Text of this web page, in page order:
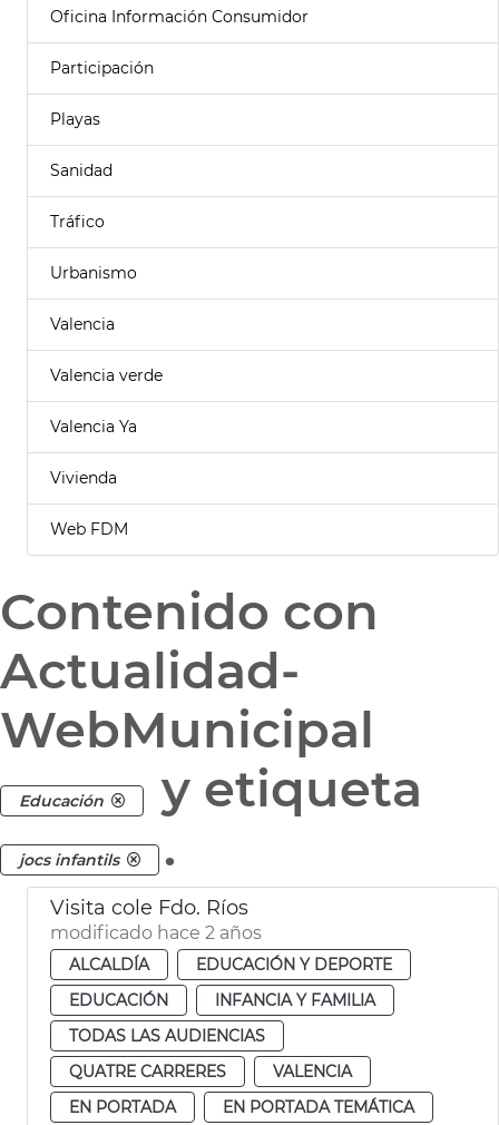
Oficina Información Consumidor
Participación
Playas
Sanidad
Tráfico
Urbanismo
Valencia
Valencia verde
Valencia Ya
Vivienda
Web FDM
Contenido con
Actualidad-
WebMunicipal
Educación y etiqueta
jocs infantils .
Visita cole Fdo. Ríos
modificado hace 2 años
ALCALDÍA
EDUCACIÓN Y DEPORTE
EDUCACIÓN
INFANCIA Y FAMILIA
TODAS LAS AUDIENCIAS
QUATRE CARRERES
VALENCIA
EN PORTADA
EN PORTADA TEMÁTICA